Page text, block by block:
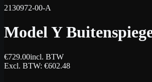
2130972-00-A
Model Y
€729.00incl. BTW
Excl. BTW: €602.48